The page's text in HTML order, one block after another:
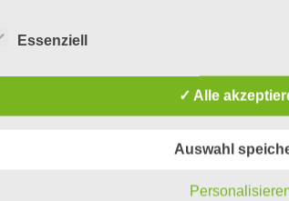
Essenziell
✓ Alle
Auswahl